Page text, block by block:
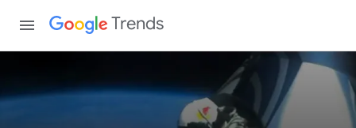
Trends